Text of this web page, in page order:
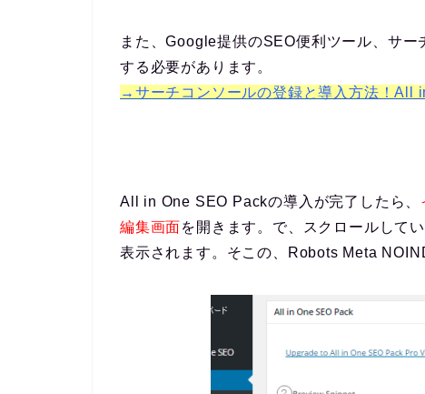
また、Google提供のSEO便利ツール、サ
する必要があります。
→サーチコンソールの登録と導入方法！All
All in One SEO Packの導入が完了したら、
編集画面を開きます。で、スクロールして
表示されます。そこの、Robots Meta